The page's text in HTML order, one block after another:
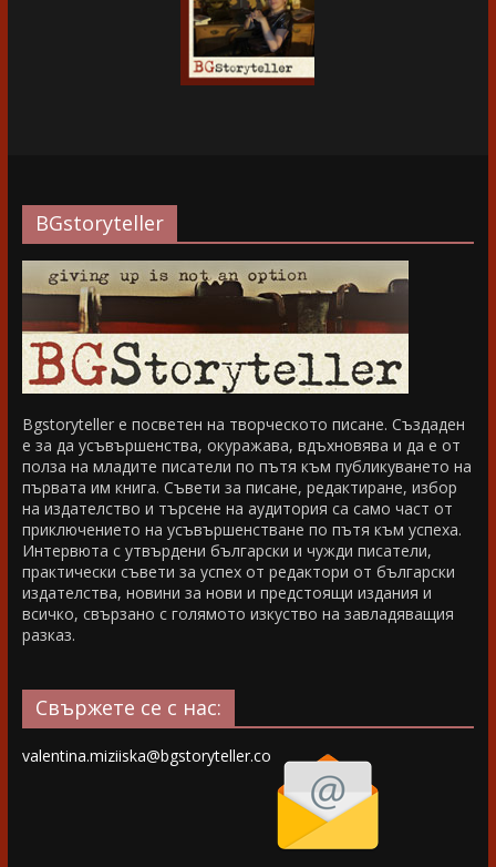
BGstoryteller
Bgstoryteller е посветен на творческото писане. Създаден
е за да усъвършенства, окуражава, вдъхновява и да е от
полза на младите писатели по пътя към публикуването на
първата им книга. Съвети за писане, редактиране, избор
на издателство и търсене на аудитория са само част от
приключението на усъвършенстване по пътя към успеха.
Интервюта с утвърдени български и чужди писатели,
практически съвети за успех от редактори от български
издателства, новини за нови и предстоящи издания и
всичко, свързано с голямото изкуство на завладяващия
разказ.
Свържете се с нас:
valentina.miziiska@bgstoryteller.co